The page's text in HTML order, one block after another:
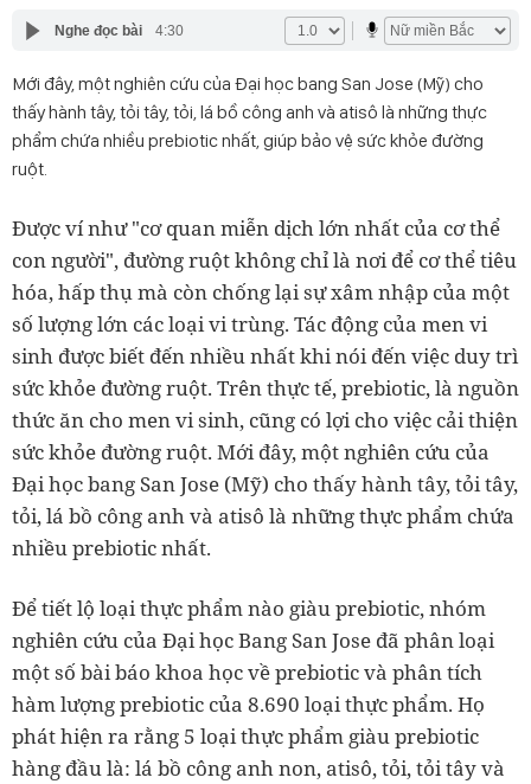
Nghe đọc bài 4:30
Mới đây, một nghiên cứu của Đại học bang San Jose (Mỹ) cho
thấy hành tây, tỏi tây, tỏi, lá bồ công anh và atisô là những thực
phẩm chứa nhiều prebiotic nhất, giúp bảo vệ sức khỏe đường
ruột.
Được ví như "cơ quan miễn dịch lớn nhất của cơ thể
con người", đường ruột không chỉ là nơi để cơ thể tiêu
hóa, hấp thụ mà còn chống lại sự xâm nhập của một
số lượng lớn các loại vi trùng. Tác động của men vi
sinh được biết đến nhiều nhất khi nói đến việc duy trì
sức khỏe đường ruột. Trên thực tế, prebiotic, là nguồn
thức ăn cho men vi sinh, cũng có lợi cho việc cải thiện
sức khỏe đường ruột. Mới đây, một nghiên cứu của
Đại học bang San Jose (Mỹ) cho thấy hành tây, tỏi tây,
tỏi, lá bồ công anh và atisô là những thực phẩm chứa
nhiều prebiotic nhất.
Để tiết lộ loại thực phẩm nào giàu prebiotic, nhóm
nghiên cứu của Đại học Bang San Jose đã phân loại
một số bài báo khoa học về prebiotic và phân tích
hàm lượng prebiotic của 8.690 loại thực phẩm. Họ
phát hiện ra rằng 5 loại thực phẩm giàu prebiotic
hàng đầu là: lá bồ công anh non, atisô, tỏi, tỏi tây và